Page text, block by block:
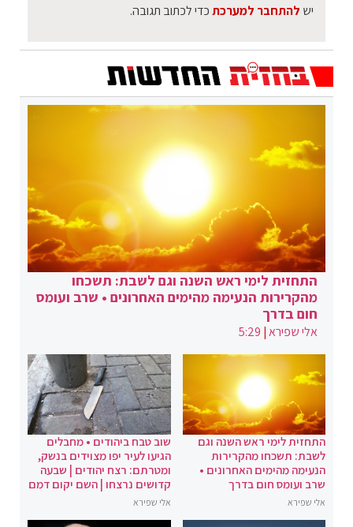
יש להתחבר למערכתכדי לכתוב תגובה.
התחזית לימי ראש השנה וגם לשבת: תשכחו
מהקרירות הנעימה מהימים האחרונים • שרב ועומס
חום בדרך
אלי שפירא|
5:29
התחזית לימי ראש השנה וגם
לשבת: תשכחו מהקרירות
הנעימה מהימים האחרונים •
שרב ועומס חום בדרך
אלי שפירא
שוב טבח ביהודים • מחבלים
הגיעו לעיר יפו מצוידים בנשק,
ומטרתם: רצח יהודים | שבעה
קדושים נרצחו | השם יקום דמם
אלי שפירא